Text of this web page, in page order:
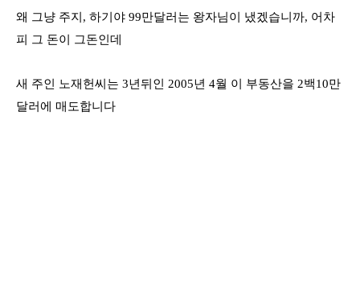
왜 그냥 주지 , 하기야 99만달러는 왕자님이 냈겠습니까, 어차
피 그 돈이 그돈인데
새 주인 노재헌씨는 3년뒤인 2005년 4월 이 부동산을 2백10만
달러에 매도합니다